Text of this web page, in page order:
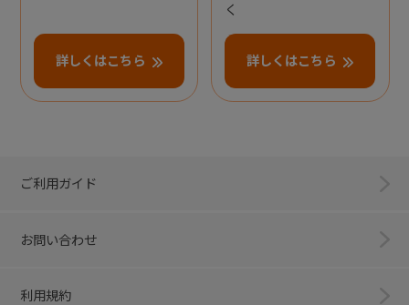
詳しくはこちら
く
詳しくはこちら
ご利用ガイド
お問い合わせ
利用規約